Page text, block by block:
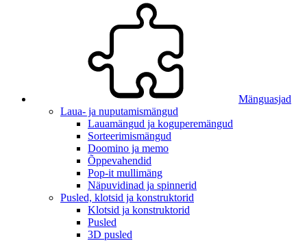
Mänguasjad
Laua- ja nuputamismängud
Lauamängud ja koguperemängud
Sorteerimismängud
Doomino ja memo
Õppevahendid
Pop-it mullimäng
Näpuvidinad ja spinnerid
Pusled, klotsid ja konstruktorid
Klotsid ja konstruktorid
Pusled
3D pusled